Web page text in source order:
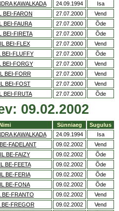
KAWALKADA 24.09.1994
Isa
BEI-FARON 27.07.2000
Vend
BEI-FAURA 27.07.2000
Õde
BEI-FIRETA 27.07.2000
Õde
BEI-FLEX 27.07.2000
Vend
BEI-FLUFFY 27.07.2000
Õde
BEI-FORGY 27.07.2000
Vend
BEI-FORR 27.07.2000
Vend
BEI-FOST 27.07.2000
Vend
BEI-FRUTA 27.07.2000 Õde
09.02.2002
Sünniaeg
Sugulus
KAWALKADA 24.09.1994
Isa
FADELANT 09.02.2002
Vend
BE-FAIZY 09.02.2002
Õde
BE-FEETA 09.02.2002
Õde
BE-FERIA 09.02.2002
Õde
BE-FONA 09.02.2002
Õde
BE-FRANTO 09.02.2002
Vend
BE-FREGOR 09.02.2002
Vend